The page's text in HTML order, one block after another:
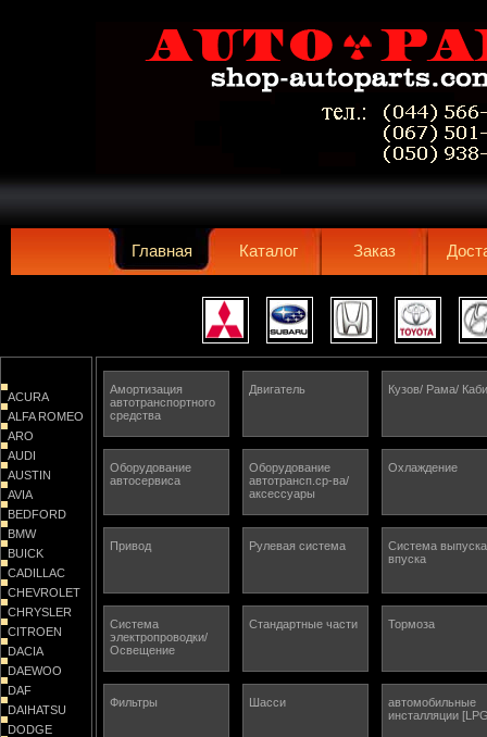
Главная Каталог Заказ
ACURA
ALFA ROMEO
ARO
AUDI
AUSTIN
AVIA
BEDFORD
BMW
BUICK
CADILLAC
CHEVROLET
CHRYSLER
CITROEN
DACIA
DAEWOO
DAF
DAIHATSU
DODGE
Амортизация
автотранспортного
средствa
Двигатель Кузов/ Рама/
Оборудование
автосервиса
Оборудование
автотрансп.ср-ва/
аксессуары
Охлаждение
Привод Рулевая система
Система
впуска
Система
электропроводки/
Освещение
Стандартные части Тормоза
Фильтры Шасси
автомобильные
инсталляции